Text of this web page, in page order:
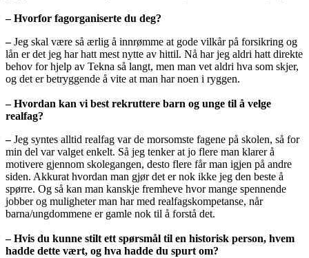
– Hvorfor fagorganiserte du deg?
–Jeg skal være så ærlig å innrømme at gode vilkår på forsikring og
lån er det jeg har hatt mest nytte av hittil. Nå har jeg aldri hatt direkte
behov for hjelp av Tekna så langt, men man vet aldri hva som skjer,
og det er betryggende å vite at man har noen i ryggen.
– Hvordan kan vi best rekruttere barn og unge til å velge
realfag?
–Jeg syntes alltid realfag var de morsomste fagene på skolen, så for
min del var valget enkelt. Så jeg tenker at jo flere man klarer å
motivere gjennom skolegangen, desto flere får man igjen på andre
siden. Akkurat hvordan man gjør det er nok ikke jeg den beste å
spørre. Og så kan man kanskje fremheve hvor mange spennende
jobber og muligheter man har med realfagskompetanse, når
barna/ungdommene er gamle nok til å forstå det.
– Hvis du kunne stilt ett spørsmål til en historisk person, hvem
hadde dette vært, og hva hadde du spurt om?